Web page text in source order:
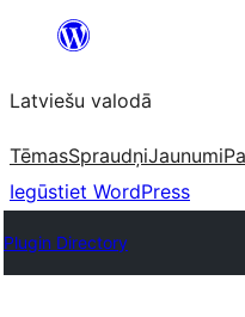
Pāriet
saturu
Latviešu valodā
TēmasSpraudņiJaunumi
Iegūstiet WordPress
Plugin Directory